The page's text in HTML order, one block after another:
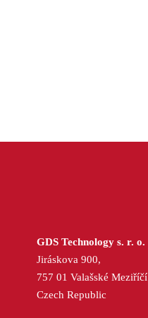
GDS Technology s. r. o.
Jiráskova 900,
757 01 Valašské Meziříčí
Czech Republic